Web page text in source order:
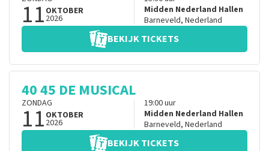
11 OKTOBER
2026
Midden Nederland Hallen
Barneveld, Nederland
BEKIJK TICKETS
40 45 DE MUSICAL
ZONDAG
11 OKTOBER
2026
19:00uur
Midden Nederland Hallen
Barneveld, Nederland
BEKIJK TICKETS